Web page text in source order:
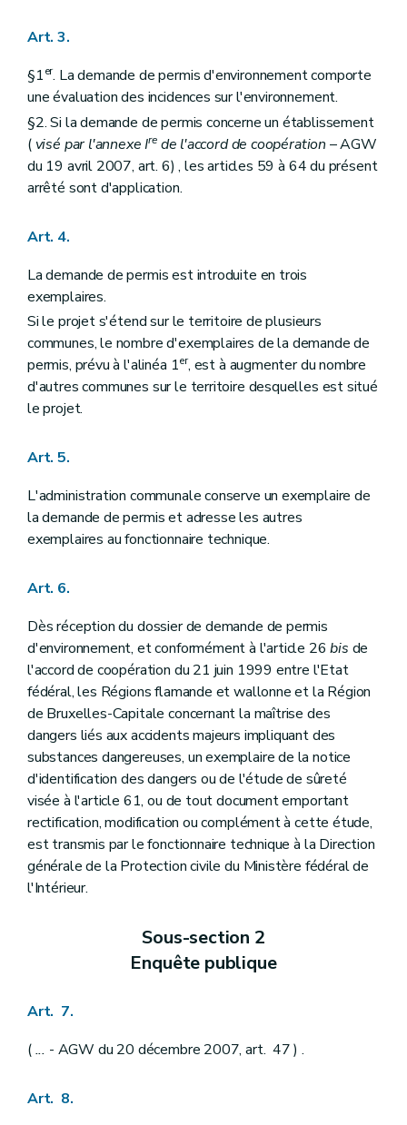
Art. 3.
§1er. La demande de permis d'environnement comporte
une évaluation des incidences sur l'environnement.
§2. Si la demande de permis concerne un établissement
( visé par l'annexe Irede l'accord de coopération – AGW
du 19 avril 2007, art. 6) , les articles 59 à 64 du présent
arrêté sont d'application.
Art. 4.
La demande de permis est introduite en trois
exemplaires.
Si le projet s'étend sur le territoire de plusieurs
communes, le nombre d'exemplaires de la demande de
permis, prévu à l'alinéa 1er, est à augmenter du nombre
d'autres communes sur le territoire desquelles est situé
le projet.
Art. 5.
L'administration communale conserve un exemplaire de
la demande de permis et adresse les autres
exemplaires au fonctionnaire technique.
Art. 6.
Dès réception du dossier de demande de permis
d'environnement, et conformément à l'article 26bis de
l'accord de coopération du 21 juin 1999 entre l'Etat
fédéral, les Régions flamande et wallonne et la Région
de Bruxelles-Capitale concernant la maîtrise des
dangers liés aux accidents majeurs impliquant des
substances dangereuses, un exemplaire de la notice
d'identification des dangers ou de l'étude de sûreté
visée à l'article 61, ou de tout document emportant
rectification, modification ou complément à cette étude,
est transmis par le fonctionnaire technique à la Direction
générale de la Protection civile du Ministère fédéral de
l'Intérieur.
Sous-section 2
Enquête publique
Art. 7.
(... - AGW du 20 décembre 2007, art. 47 ) .
Art. 8.